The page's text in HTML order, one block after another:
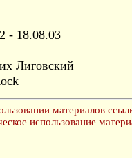
- 18.08.03
Лиговский
материалов
использование